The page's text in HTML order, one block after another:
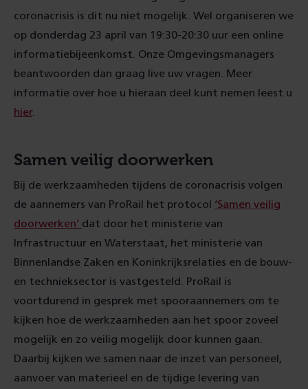
coronacrisis is dit nu niet mogelijk. Wel organiseren we
op donderdag 23 april van 19:30-20:30 uur een online
informatiebijeenkomst. Onze Omgevingsmanagers
beantwoorden dan graag live uw vragen. Meer
informatie over hoe u hieraan deel kunt nemen leest u
hier.
Samen veilig doorwerken
Bij de werkzaamheden tijdens de coronacrisis volgen
de aannemers van ProRail het protocol ‘Samen veilig
doorwerken’ dat door het ministerie van
Infrastructuur en Waterstaat, het ministerie van
Binnenlandse Zaken en Koninkrijksrelaties en de bouw-
en technieksector is vastgesteld. ProRail is
voortdurend in gesprek met spooraannemers om te
kijken hoe de werkzaamheden aan het spoor zoveel
mogelijk en zo veilig mogelijk door kunnen gaan.
Daarbij kijken we samen naar de inzet van personeel,
aanvoer van materieel en de tijdige levering van